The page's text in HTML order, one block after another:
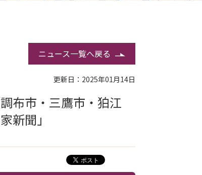
ニュース一覧へ戻る
更新日：2025年01月14日
布市・三鷹市・狛江
新聞」